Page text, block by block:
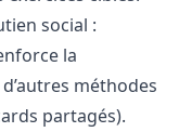
social :
la
méthodes
partagés).